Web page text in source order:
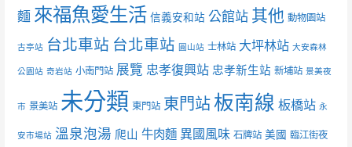
麵 來福魚愛生活 信義安和站 公館站 其他 動物園站
古亭站 台北車站 台北車站 圓山站 士林站 大坪林站 大安森林
公園站 奇岩站 小南門站 展覽 忠孝復興站 忠孝新生站 新埔站 景美夜
市 景美站 未分類 東門站 東門站板南線 板橋站 永
安市場站 溫泉泡湯 爬山 牛肉麵 異國風味 石牌站 美國 臨江街夜